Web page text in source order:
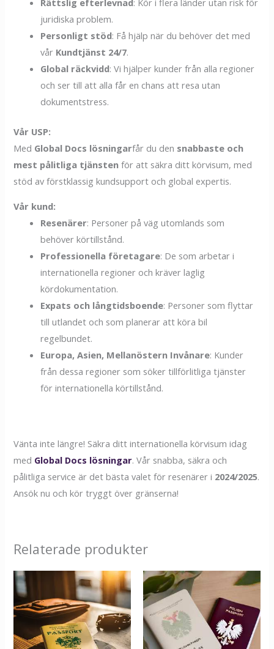
juridiska problem.
Personligt stöd: Få hjälp när du behöver det med
vår Kundtjänst 24/7.
Global räckvidd: Vi hjälper kunder från alla regioner
och ser till att alla får en chans att resa utan
dokumentstress.
Vår USP:
Med Global Docs lösningarfår du den snabbaste och
mest pålitliga tjänsten för att säkra ditt körvisum, med
stöd av förstklassig kundsupport och global expertis.
Vår kund:
Resenärer: Personer på väg utomlands som
behöver körtillstånd.
Professionella företagare: De som arbetar i
internationella regioner och kräver laglig
kördokumentation.
Expats och långtidsboende: Personer som flyttar
till utlandet och som planerar att köra bil
regelbundet.
Europa, Asien, Mellanöstern Invånare: Kunder
från dessa regioner som söker tillförlitliga tjänster
för internationella körtillstånd.
Vänta inte längre! Säkra ditt internationella körvisum idag
med Global Docs lösningar. Vår snabba, säkra och
pålitliga service är det bästa valet för resenärer i 2024/2025.
Ansök nu och kör tryggt över gränserna!
Relaterade produkter